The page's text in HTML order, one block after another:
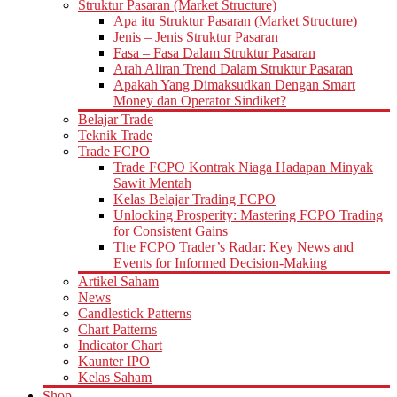
Struktur Pasaran (Market Structure)
Apa itu Struktur Pasaran (Market Structure)
Jenis – Jenis Struktur Pasaran
Fasa – Fasa Dalam Struktur Pasaran
Arah Aliran Trend Dalam Struktur Pasaran
Apakah Yang Dimaksudkan Dengan Smart
Money dan Operator Sindiket?
Belajar Trade
Teknik Trade
Trade FCPO
Trade FCPO Kontrak Niaga Hadapan Minyak
Sawit Mentah
Kelas Belajar Trading FCPO
Unlocking Prosperity: Mastering FCPO Trading
for Consistent Gains
The FCPO Trader’s Radar: Key News and
Events for Informed Decision-Making
Artikel Saham
News
Candlestick Patterns
Chart Patterns
Indicator Chart
Kaunter IPO
Kelas Saham